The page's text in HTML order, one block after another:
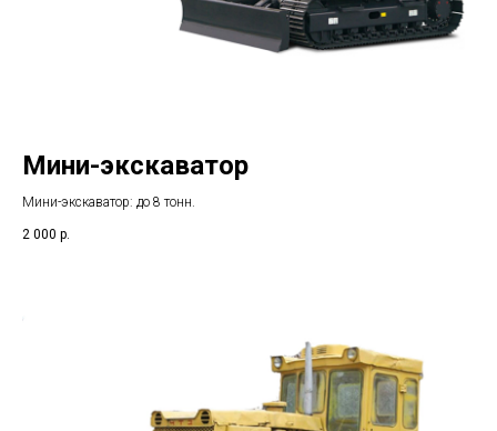
Мини-экскаватор
Мини-экскаватор: до 8 тонн.
2 000 р.